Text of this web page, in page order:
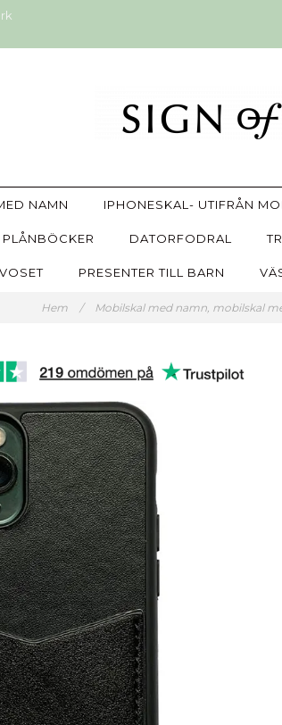
NAMN IPHONESKAL- UTIFRÅN
PLÅNBÖCKER DATORFODRAL
PRESENTER TILL BARN
Hem / Mobilskal med namn, mobilskal